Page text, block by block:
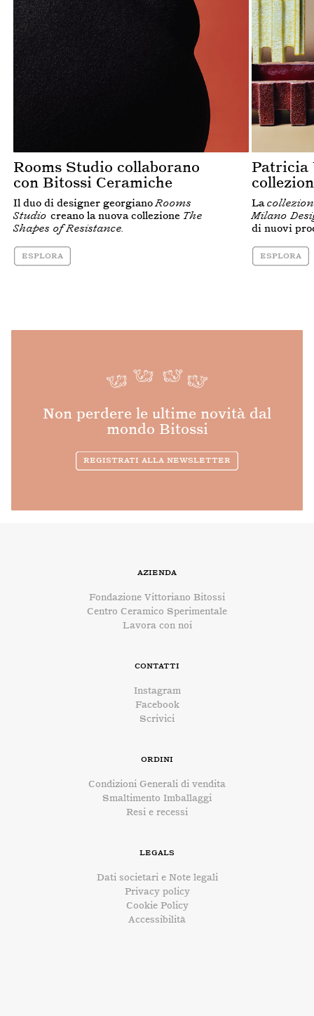
Rooms Studio collaborano
con Bitossi Ceramiche
Il duo di designer georgianoRooms
Studio creano la nuova collezione The
Shapes of Resistance.
esplora
Patricia
La
Milano
di nuovi
esplora
Non perdere le ultime novità dal
mondo Bitossi
Registrati alla newsletter
Azienda
Fondazione Vittoriano Bitossi
Centro Ceramico Sperimentale
Lavora con noi
Contatti
Instagram
Facebook
Scrivici
Ordini
Condizioni Generali di vendita
Smaltimento Imballaggi
Resi e recessi
Legals
Dati societari e Note legali
Privacy policy
Cookie Policy
Accessibilità